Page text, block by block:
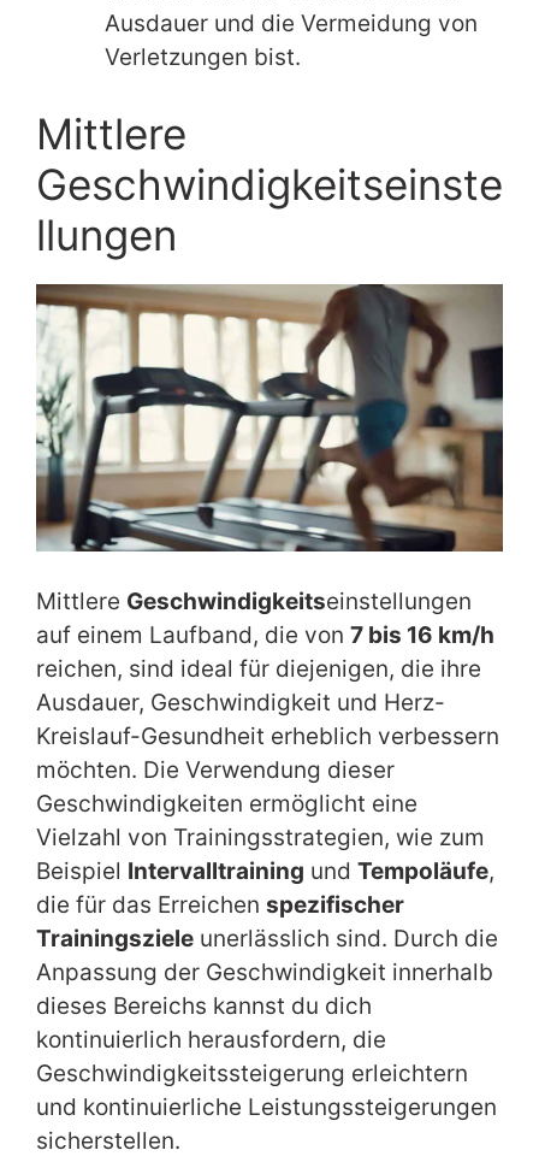
Ausdauer und die Vermeidung von
Verletzungen bist.
Mittlere
Geschwindigkeitseinste
llungen
Mittlere Geschwindigkeitseinstellungen
auf einem Laufband, die von 7 bis 16 km/h
reichen, sind ideal für diejenigen, die ihre
Ausdauer, Geschwindigkeit und Herz-
Kreislauf-Gesundheit erheblich verbessern
möchten. Die Verwendung dieser
Geschwindigkeiten ermöglicht eine
Vielzahl von Trainingsstrategien, wie zum
Beispiel Intervalltraining und Tempoläufe,
die für das Erreichen spezifischer
Trainingsziele unerlässlich sind. Durch die
Anpassung der Geschwindigkeit innerhalb
dieses Bereichs kannst du dich
kontinuierlich herausfordern, die
Geschwindigkeitssteigerung erleichtern
und kontinuierliche Leistungssteigerungen
sicherstellen.